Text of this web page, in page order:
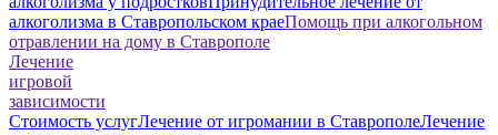
алкоголизма в Ставропольском краеПомощь при алкогольном
отравлении на дому в Ставрополе
Лечение
игровой
зависимости
Стоимость услугЛечение от игромании в СтаврополеЛечение